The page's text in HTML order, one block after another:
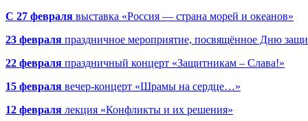
С 27 февраля выставка «Россия — страна морей и океанов»
23 февраля праздничное мероприятие, посвящённое Дню
22 февраля праздничный концерт «Защитникам – Слава!»
15 февраля вечер-концерт «Шрамы на сердце…»
12 февраля лекция «Конфликты и их решения»